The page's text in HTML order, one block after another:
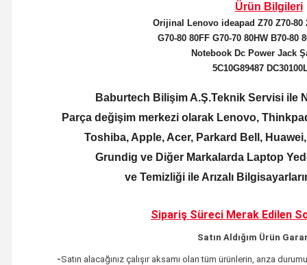
Ürün Bilgileri
Orijinal Lenovo ideapad Z70 Z70-80
G70-80 80FF G70-70 80HW B70-80
Notebook Dc Power Jack
5C10G89487
Baburtech Bilişim A.Ş.Teknik Servisi ile
Parça değişim merkezi olarak Lenovo,
Toshiba, Apple, Acer, Parkard Bell,
Grundig ve Diğer Markalarda Laptop
ve Temizliği ile Arızalı
Sipariş Süreci Merak Edilen
Satın Aldığım Ürün
-Satın alacağınız çalışır aksamı olan tüm ürünlerin, arıza